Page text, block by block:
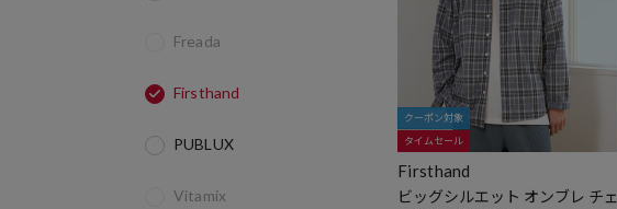
Freada
Firsthand
PUBLUX
Vitamix
クーポン対象
タイムセール
Firsthand
ビッグシルエット オンブレ チェ